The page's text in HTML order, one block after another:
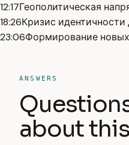
12:17Геополитическая
18:26Кризис
23:06Формирование
ANSWERS
about